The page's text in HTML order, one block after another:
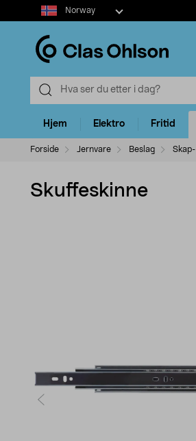
Select
market
Norway
Hjem Elektro Fritid
Forside Jernvare Beslag
Skuffeskinne